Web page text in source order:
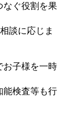
ぐ役割を果
談に応じま
お子様を一時
能検査等も行